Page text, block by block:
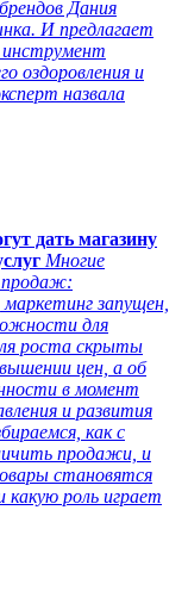
Дания
И предлагает
инструмент
оздоровления и
назвала
дать магазину
Многие
продаж:
запущен,
для
роста скрыты
цен, а об
в момент
и развития
как с
продажи, и
становятся
роль играет